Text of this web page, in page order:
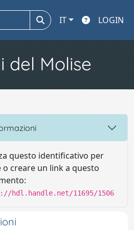
IT LOGIN
del Molise
questo identificativo per
o creare un link a questo
hdl.handle.net/11695/1506